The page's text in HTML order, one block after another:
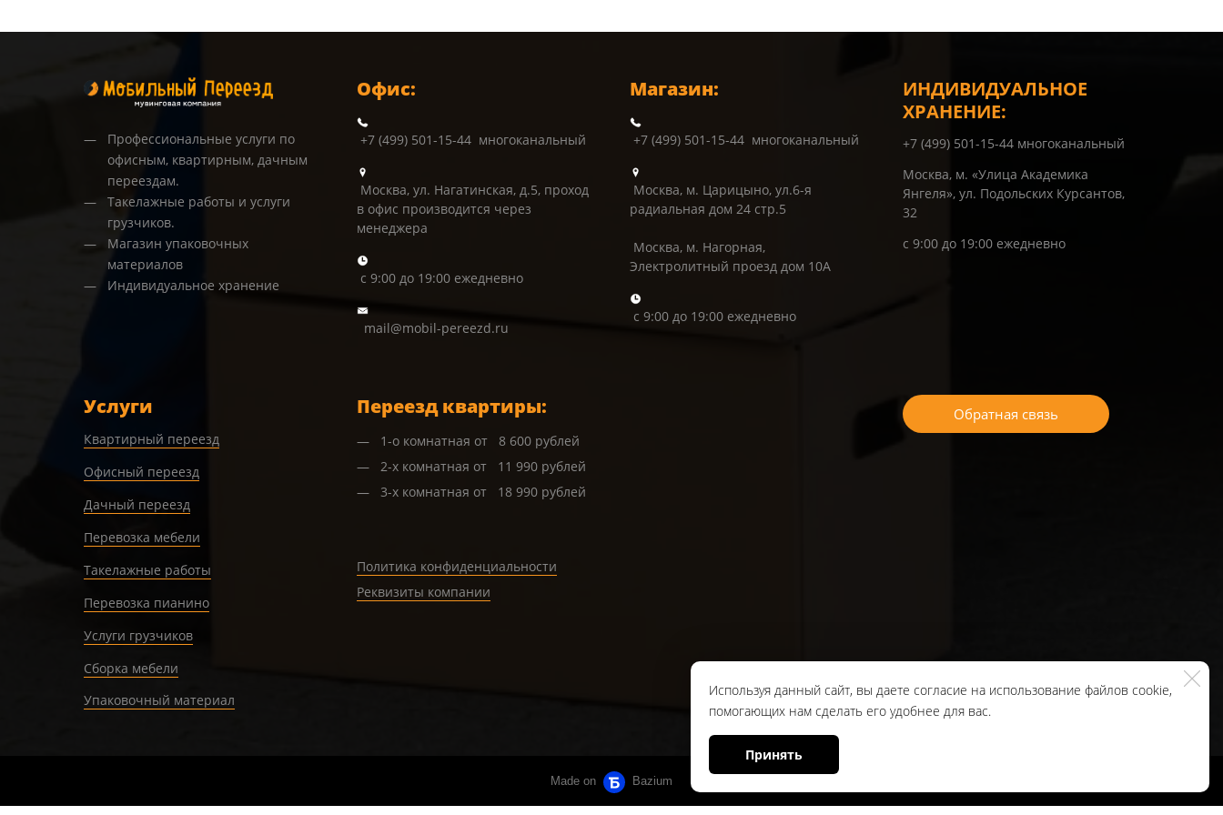
Используя данный сайт, вы даете согласие на использование файлов cookie,
помогающих нам сделать его удобнее для вас.
Принять
Профессиональные услуги по
офисным, квартирным, дачным
переездам.
Такелажные работы и услуги
грузчиков.
Магазин упаковочных
материалов
Индивидуальное хранение
Офис:
+7 (499) 501-15-44 многоканальный
Москва, ул. Нагатинская, д.5, проход
в офис производится через
менеджера
с 9:00 до 19:00 ежедневно
mail@mobil-pereezd.ru
Магазин:
+7 (499) 501-15-44 многоканальный
Москва, м. Царицыно, ул.6-я
радиальная дом 24 стр.5
Москва, м. Нагорная,
Электролитный проезд дом 10А
с 9:00 до 19:00 ежедневно
ИНДИВИДУАЛЬНОЕ
ХРАНЕНИЕ:
+7 (499) 501-15-44 многоканальный
Москва, м. «Улица Академика
Янгеля», ул. Подольских Курсантов,
32
с 9:00 до 19:00 ежедневно
Услуги
Квартирный переезд
Офисный переезд
Дачный переезд
Перевозка мебели
Такелажные работы
Перевозка пианино
Услуги грузчиков
Сборка мебели
Упаковочный материал
Переезд квартиры:
1-о комнатная от 8 600 рублей
2-х комнатная от 11 990 рублей
3-х комнатная от 18 990 рублей
Политика конфиденциальности
Реквизиты компании
Обратная связь
Made on Bazium